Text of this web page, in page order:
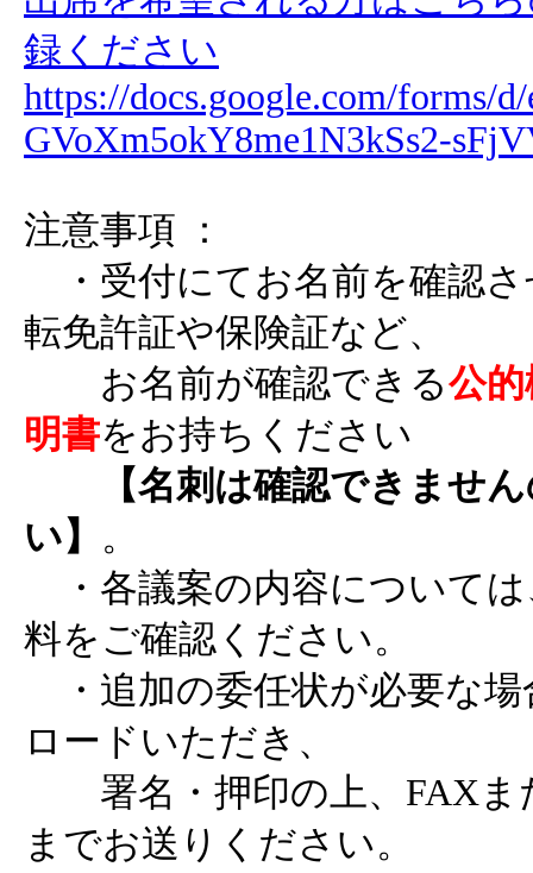
録ください
https://docs.google.com/forms/
GVoXm5okY8me1N3kSs2-
注意事項 ：
・受付にてお名前を確認
転免許証や保険証など、
お名前が確認できる公
明書をお持ちください
【名刺は確認できません
い】 。
・各議案の内容について
料をご確認ください。
・追加の委任状が必要な
ロードいただき、
署名・押印の上、FAXま
までお送りください。